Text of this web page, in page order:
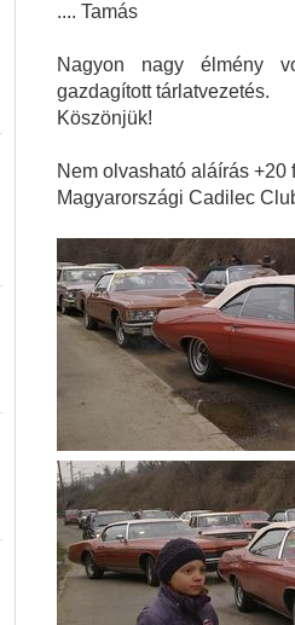
.... Tamás
Nagyon nagy élmény
gazdagított tárlatvezetés.
Köszönjük!
Nem olvasható aláírás +20
Magyarországi Cadilec